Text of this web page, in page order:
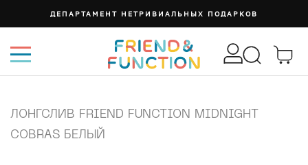
ДЕПАРТАМЕНТ НЕТРИВИАЛЬНЫХ ПОДАРКОВ
ЛОНГСЛИВ FRIEND FUNCTION MIDNIGHT
COBRAS БЕЛЫЙ